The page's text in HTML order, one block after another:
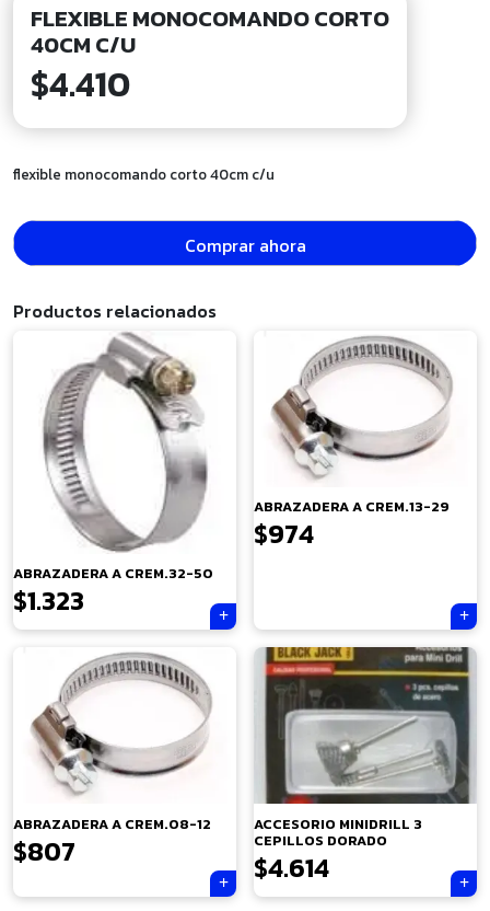
FLEXIBLE MONOCOMANDO CORTO
40CM C/U
$4.410
flexible monocomando corto 40cm c/u
Comprar ahora
Productos relacionados
ABRAZADERA A CREM.32-50
$1.323
ABRAZADERA A CREM.13-29
$974
ABRAZADERA A CREM.08-12
$807
ACCESORIO MINIDRILL 3
CEPILLOS DORADO
$4.614
×
Tu carrito está vacío.